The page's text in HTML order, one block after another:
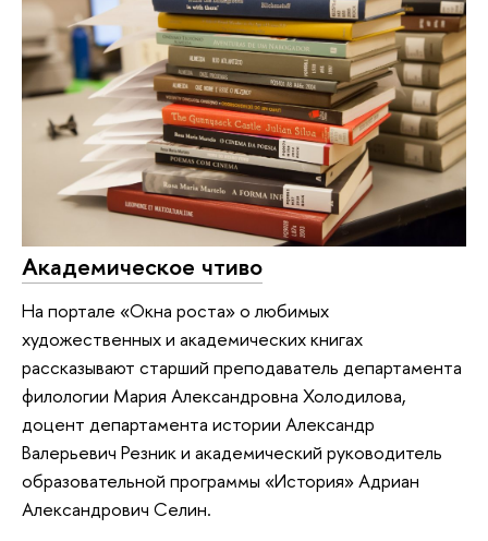
Академическое чтиво
На портале «Окна роста» о любимых
художественных и академических книгах
рассказывают старший преподаватель департамента
филологии Мария Александровна Холодилова,
доцент департамента истории Александр
Валерьевич Резник и академический руководитель
образовательной программы «История» Адриан
Александрович Селин.